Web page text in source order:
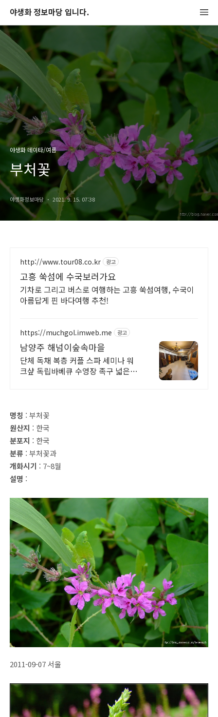
야생화 정보마당 입니다.
야생화 데이타/여름
부처꽃
야생화정보마당 2021. 9. 15. 07:38
http://www.tour08.co.kr 광고
고흥 쑥섬에 수국보러가요
기차로 그리고 버스로 여행하는 고흥 쑥섬여행, 수국이
아름답게 핀 바다여행 추천!
https://muchgol.imweb.me 광고
남양주 해넘이숲속마을
단체 독채 복층 커플 스파 세미나 워
크샾 독립바베큐 수영장 족구 넓은정
명칭 : 부처꽃
원산지 : 한국
분포지 : 한국
분류 : 부처꽃과
개화시기 : 7~8월
설명 :
2011-09-07 서울